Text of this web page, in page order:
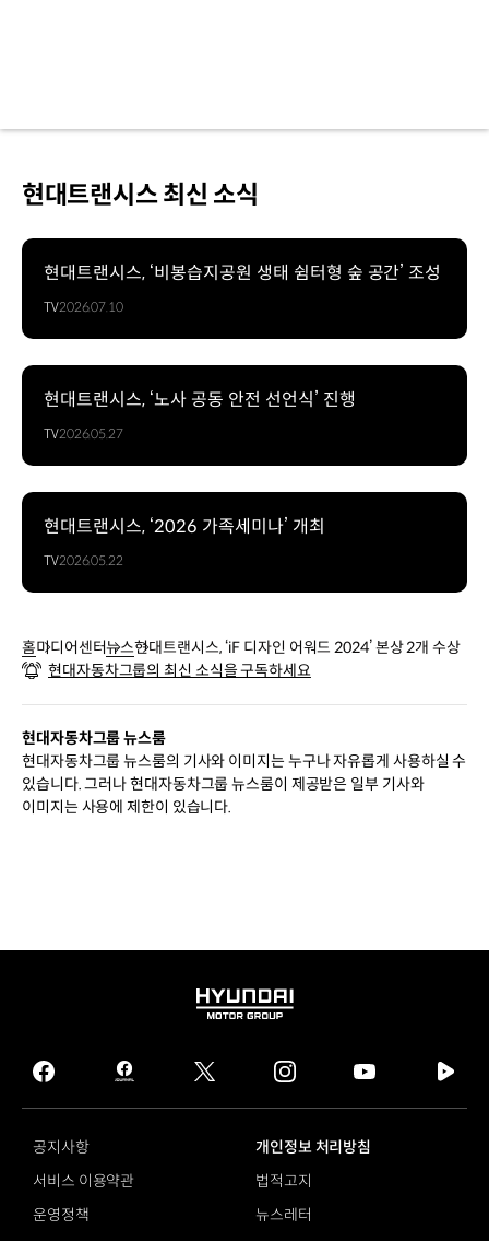
현대트랜시스 최신 소식
현대트랜시스, ‘비봉습지공원 생태 쉼터형 숲 공간’ 조성
TV2026.07.10
현대트랜시스, ‘노사 공동 안전 선언식’ 진행
TV2026.05.27
현대트랜시스, ‘2026 가족세미나’ 개최
TV2026.05.22
홈미디어센터뉴스현대트랜시스, ‘iF 디자인 어워드 2024’ 본상 2개 수상
현대자동차그룹의 최신 소식을 구독하세요
현대자동차그룹 뉴스룸
현대자동차그룹 뉴스룸의 기사와 이미지는 누구나 자유롭게 사용하실 수
있습니다. 그러나 현대자동차그룹 뉴스룸이 제공받은 일부 기사와
이미지는 사용에 제한이 있습니다.
HYUNDAI
GROUP
facebook
hmg
journal
twitter instagram
tv
공지사항
개인정보 처리방침
서비스 이용약관
법적고지
운영정책
뉴스레터